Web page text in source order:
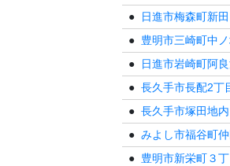
日進市梅森町新
豊明市三崎町中
日進市岩崎町阿
長久手市長配2丁
長久手市塚田地内
みよし市福谷町
豊明市新栄町３